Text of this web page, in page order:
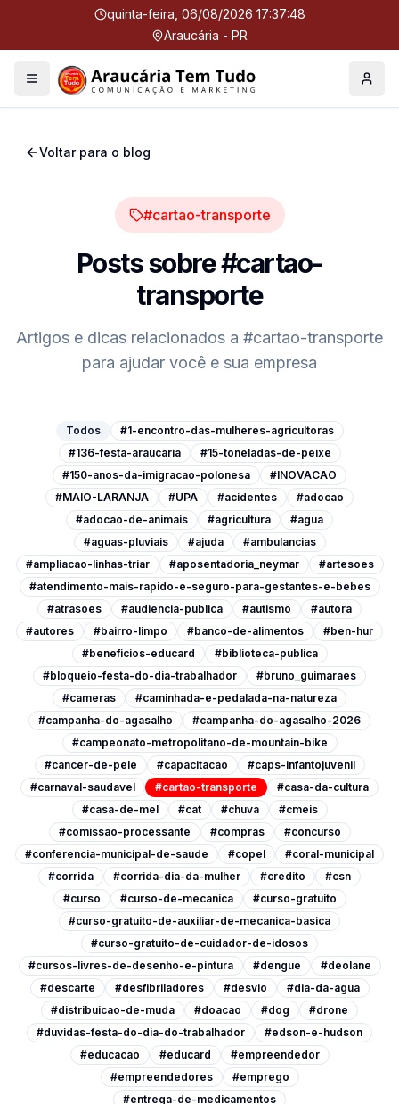
quinta-feira, 06/08/2026 17:37:49
Araucária - PR
Menu Perfil
Voltar para o blog
#cartao-transporte
Posts sobre#cartao-
transporte
Artigos e dicas relacionados a #cartao-transporte
para ajudar você e sua empresa
Todos
#1-encontro-das-mulheres-agricultoras
#136-festa-araucaria
#15-toneladas-de-peixe
#150-anos-da-imigracao-polonesa
#INOVACAO
#MAIO-LARANJA
#UPA #acidentes
#adocao
#adocao-de-animais
#agricultura
#agua
#aguas-pluviais
#ajuda
#ambulancias
#ampliacao-linhas-triar
#aposentadoria_neymar
#artesoes
#atendimento-mais-rapido-e-seguro-para-gestantes-e-bebes
#atrasoes
#audiencia-publica #autismo
#autora
#autores
#bairro-limpo #banco-de-alimentos
#ben-hur
#beneficios-educard
#biblioteca-publica
#bloqueio-festa-do-dia-trabalhador
#bruno_guimaraes
#cameras
#caminhada-e-pedalada-na-natureza
#campanha-do-agasalho
#campanha-do-agasalho-2026
#campeonato-metropolitano-de-mountain-bike
#cancer-de-pele
#capacitacao
#caps-infantojuvenil
#carnaval-saudavel
#cartao-transporte
#casa-da-cultura
#casa-de-mel
#cat #chuva
#cmeis
#comissao-processante
#compras
#concurso
#conferencia-municipal-de-saude
#copel
#coral-municipal
#corrida
#corrida-dia-da-mulher #credito
#csn
#curso
#curso-de-mecanica
#curso-gratuito
#curso-gratuito-de-auxiliar-de-mecanica-basica
#curso-gratuito-de-cuidador-de-idosos
#cursos-livres-de-desenho-e-pintura
#dengue
#deolane
#descarte
#desfibriladores #desvio
#dia-da-agua
#distribuicao-de-muda
#doacao #dog
#drone
#duvidas-festa-do-dia-do-trabalhador
#edson-e-hudson
#educacao
#educard
#empreendedor
#empreendedores
#emprego
#entrega-de-medicamentos